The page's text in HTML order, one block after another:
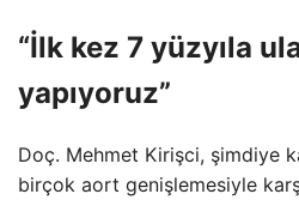
“İlk kez 7 yüzyıla
yapıyoruz”
Doç. Mehmet Kirişci, şimdiye
birçok aort genişlemesiyle